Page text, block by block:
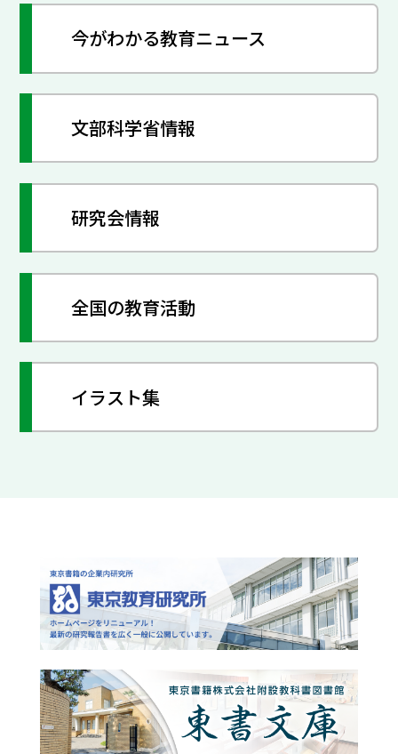
今がわかる教育ニュース
文部科学省情報
研究会情報
全国の教育活動
イラスト集